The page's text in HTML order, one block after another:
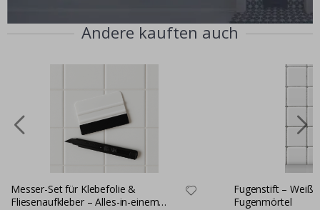
Andere kauften auch
Messer-Set für Klebefolie &
Fliesenaufkleber – Alles-in-einem
Fugenstift –
Fugenmörtel